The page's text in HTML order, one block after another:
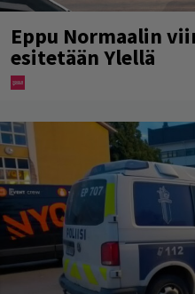
Eppu Normaalin
esitetään Ylellä